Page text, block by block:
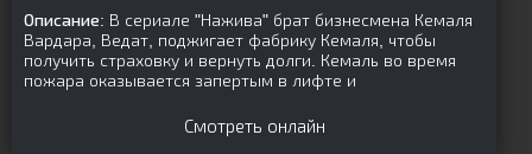
Описание: В сериале "Нажива" брат бизнесмена Кемаля
Вардара, Ведат, поджигает фабрику Кемаля, чтобы
получить страховку и вернуть долги. Кемаль во время
пожара оказывается запертым в лифте и
Смотреть онлайн